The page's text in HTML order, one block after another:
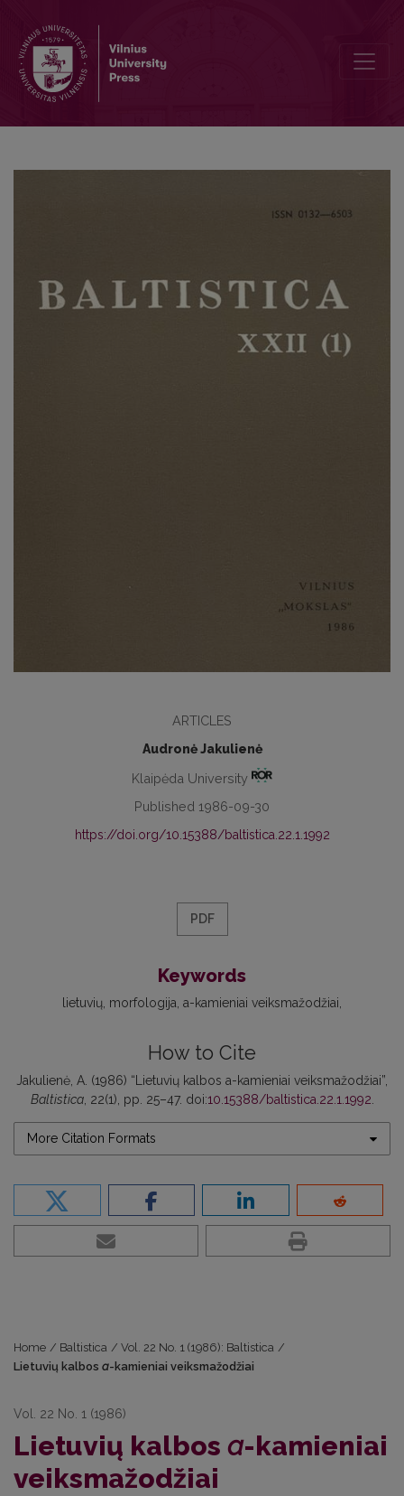
ARTICLES
Audronė Jakulienė
Klaipėda University
Published 1986-09-30
https://doi.org/10.15388/baltistica.22.1.1992
PDF
Keywords
lietuvių morfologija a -kamieniai veiksmažodžiai
How to Cite
Jakulienė, A. (1986) “Lietuvių kalbos a-kamieniai veiksmažodžiai”,
Baltistica, 22(1), pp. 25–47. doi:10.15388/baltistica.22.1.1992.
More Citation Formats
Home / Baltistica / Vol. 22 No. 1 (1986): Baltistica /
Lietuvių kalbos a-kamieniai veiksmažodžiai
Vol. 22 No. 1 (1986)
Lietuvių kalbos a-kamieniai
veiksmažodžiai